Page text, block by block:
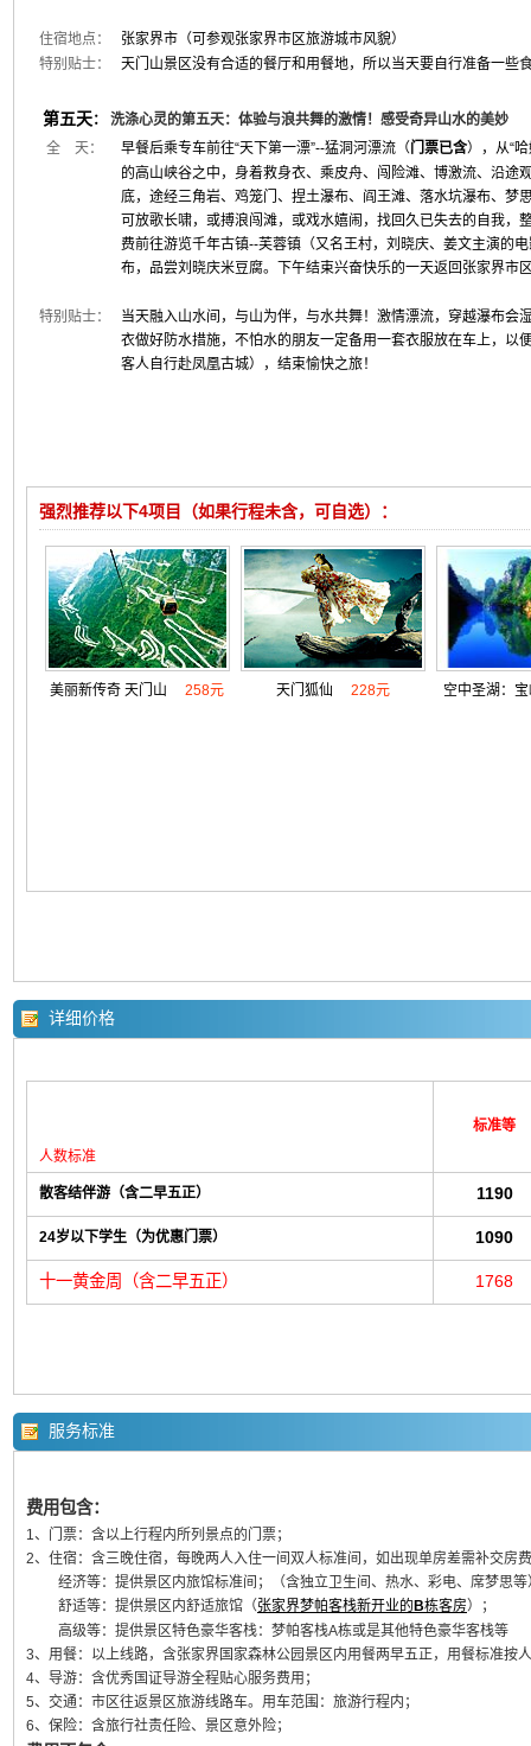
住宿地点：
张家界市（可参观张家界市区旅游城市风貌）
特别贴士：
天门山景区没有合适的餐厅和用餐地，所以当天要自行准备一
第五天：
洗涤心灵的第五天：体验与浪共舞的激情！感受奇异山水的美妙
全 天：
早餐后乘专车前往“天下第一漂”--猛洞河漂流（ 门票已含），从“
的高山峡谷之中，身着救身衣、乘皮舟、闯险滩、博激流、沿途
底，途经三角岩、鸡笼门、捏土瀑布、阎王滩、落水坑瀑布、
可放歌长啸，或搏浪闯滩，或戏水嬉闹，找回久已失去的自我，
费前往游览千年古镇--芙蓉镇（又名王村，刘晓庆、姜文主演的
布，品尝刘晓庆米豆腐。下午结束兴奋快乐的一天返回张家界市
特别贴士：
当天融入山水间，与山为伴，与水共舞！激情漂流，穿越瀑布会
衣做好防水措施，不怕水的朋友一定备用一套衣服放在车上，
客人自行赴凤凰古城），结束愉快之旅！
强烈推荐以下4项目（如果行程未含，可自选）：
美丽新传奇 天门山 258元 天门狐仙 228元 空中圣湖：
详细价格
人数标准
标准等
散客结伴游（含二早五正） 1190
24岁以下学生（为优惠门票） 1090
十一黄金周（含二早五正） 1768
服务标准
费用包含：
1、门票：含以上行程内所列景点的门票；
2、住宿：含三晚住宿，每晚两人入住一间双人标准间，如出现单房差需补交房
经济等：提供景区内旅馆标准间；（含独立卫生间、热水、彩电、席梦思等
舒适等： 提供景区内舒适旅馆（张家界梦帕客栈新开业的B栋客房）；
高级等：提供景区特色豪华客栈：梦帕客栈A栋或是其他特色豪华客栈等
3、用餐：以上线路，含张家界国家森林公园景区内用餐两早五正，用餐标准按
4、导游：含优秀国证导游全程贴心服务费用；
5、交通：市区往返景区旅游线路车。用车范围：旅游行程内；
6、保险：含旅行社责任险、景区意外险；